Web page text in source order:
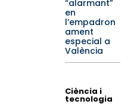
“alarmant”
en
l’empadron
ament
especial a
València
Ciència i
tecnologia